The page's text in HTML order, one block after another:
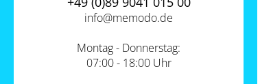
info@memodo.de
Montag - Donnerstag:
07:00 - 18:00 Uhr